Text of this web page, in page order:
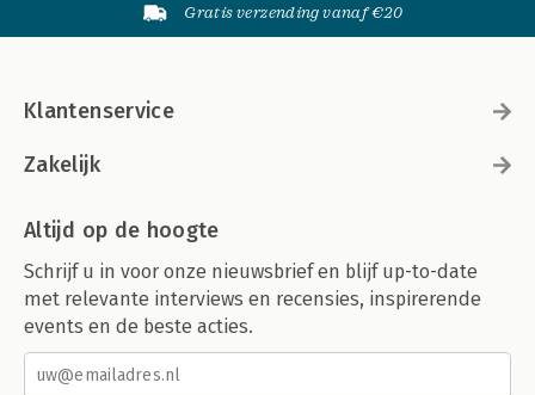
Gratis verzending vanaf €20
Klantenservice
Zakelijk
Altijd op de hoogte
Schrijf u in voor onze nieuwsbrief en blijf up-to-date
met relevante interviews en recensies, inspirerende
events en de beste acties.